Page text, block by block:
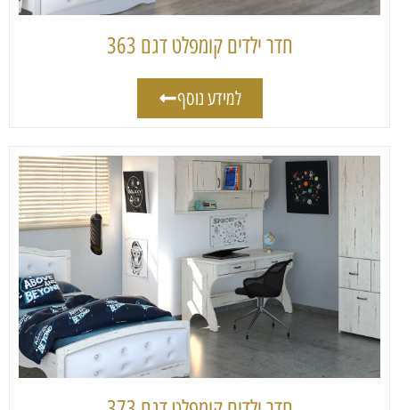
חדר ילדים קומפלט דגם 363
למידע נוסף